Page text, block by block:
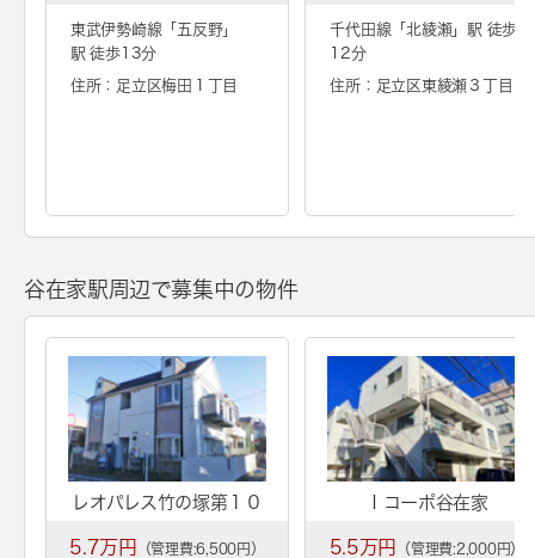
東武伊勢崎線「 五反野」
駅 徒歩13分
住所：足立区梅田１丁目
千代田線「 北綾瀬」駅 徒歩
12分
住所：足立区東綾瀬３丁目
谷在家駅周辺で募集中の物件
レオパレス竹の塚第１０
5.7万円 （管理費:6,500円）
Ｉコーポ谷在家
5.5万円 （管理費:2,000円）